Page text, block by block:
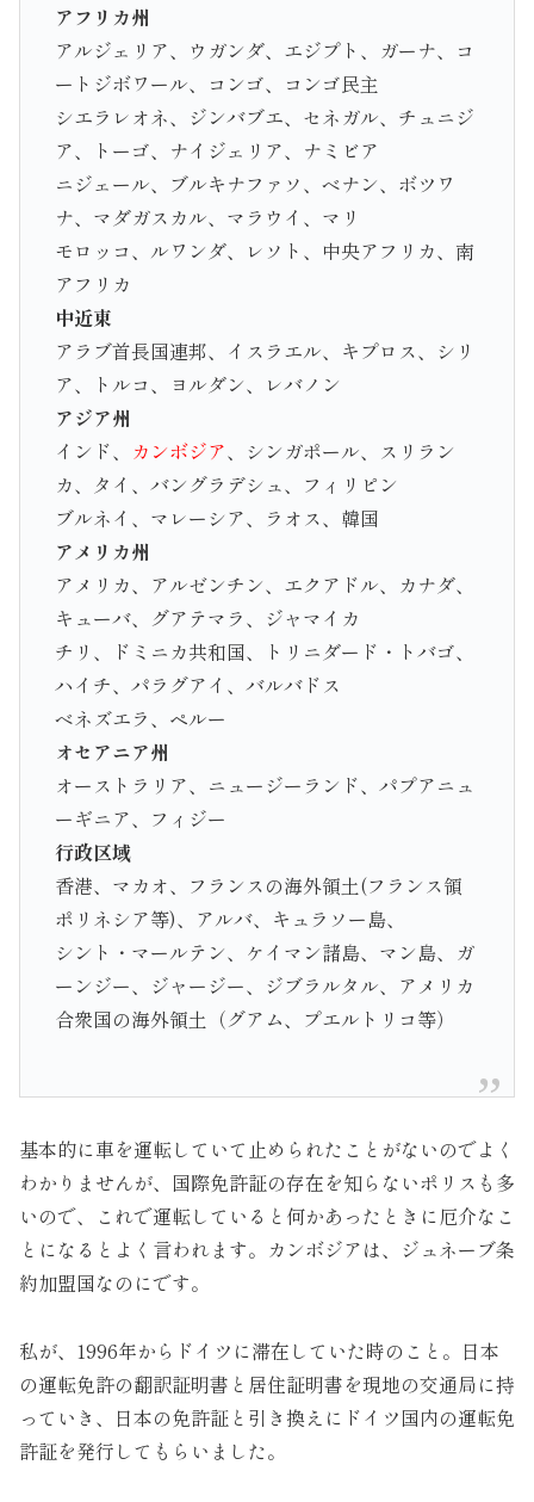
アフリカ州
アルジェリア、ウガンダ、エジプト、ガーナ、コ
ートジボワール、コンゴ、コンゴ民主
シエラレオネ、ジンバブエ、セネガル、チュニジ
ア、トーゴ、ナイジェリア、ナミビア
ニジェール、ブルキナファソ、ベナン、ボツワ
ナ、マダガスカル、マラウイ、マリ
モロッコ、ルワンダ、レソト、中央アフリカ、南
アフリカ
中近東
アラブ首長国連邦、イスラエル、キプロス、シリ
ア、トルコ、ヨルダン、レバノン
アジア州
インド、 カンボジア、シンガポール、スリラン
カ、タイ、バングラデシュ、フィリピン
ブルネイ、マレーシア、ラオス、韓国
アメリカ州
アメリカ、アルゼンチン、エクアドル、カナダ、
キューバ、グアテマラ、ジャマイカ
チリ、ドミニカ共和国、トリニダード・トバゴ、
ハイチ、パラグアイ、バルバドス
ベネズエラ、ペルー
オセアニア州
オーストラリア、ニュージーランド、パプアニュ
ーギニア、フィジー
行政区域
香港、マカオ、フランスの海外領土(フランス領
ポリネシア等)、アルバ、キュラソー島、
シント・マールテン、ケイマン諸島、マン島、ガ
ーンジー、ジャージー、ジブラルタル、アメリカ
合衆国の海外領土（グアム、プエルトリコ等）
基本的に車を運転していて止められたことがないのでよく
わかりませんが、国際免許証の存在を知らないポリスも多
いので、これで運転していると何かあったときに厄介なこ
とになるとよく言われます。カンボジアは、ジュネーブ条
約加盟国なのにです。
私が、1996年からドイツに滞在していた時のこと。日本
の運転免許の翻訳証明書と居住証明書を現地の交通局に持
っていき、日本の免許証と引き換えにドイツ国内の運転免
許証を発行してもらいました。